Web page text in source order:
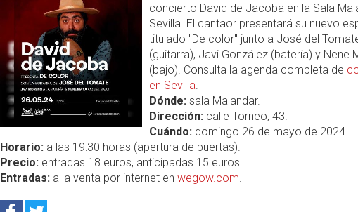
concierto David de Jacoba en la Sala
Sevilla. El cantaor presentará su nuevo
titulado "De color" junto a José del
(guitarra), Javi González (batería) y Nene
(bajo). Consulta la agenda completa de
en Sevilla.
Dónde:sala Malandar.
Dirección:calle Torneo, 43.
Cuándo:domingo 26 de mayo de 2024.
Horario: a las 19:30 horas (apertura de puertas).
Precio: entradas 18 euros, anticipadas 15 euros.
Entradas: a la venta por internet en wegow.com.